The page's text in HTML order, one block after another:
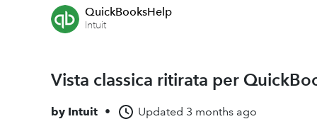
QuickBooksHelp
Intuit
Vista classica ritirata per
by Intuit • Updated 3 months ago